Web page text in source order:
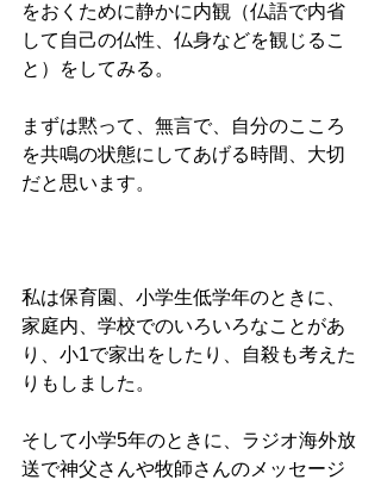
をおくために静かに内観（仏語で内省
して自己の仏性、仏身などを観じるこ
と）をしてみる。
まずは黙って、無言で、自分のこころ
を共鳴の状態にしてあげる時間、大切
だと思います。
私は保育園、小学生低学年のときに、
家庭内、学校でのいろいろなことがあ
り、小1で家出をしたり、自殺も考えた
りもしました。
そして小学5年のときに、ラジオ海外放
送で神父さんや牧師さんのメッセージ